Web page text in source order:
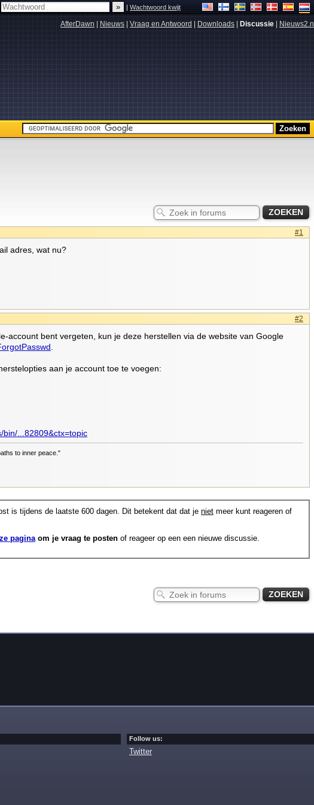
|Wachtwoord kwijt
AfterDawn Nieuws Vraag en Antwoord Downloads Discussie Nieuws2.nl
#1
adres, wat nu?
#2
account bent vergeten, kun je deze herstellen via de website van Google
aan je account toe te voegen:
...82809&ctx=topic
to inner peace."
is tijdens de laatste 600 dagen. Dit betekent dat dat je niet meer kunt reageren of
paginaom je vraag te posten of reageer op een een nieuwe discussie.
Follow us:
Twitter